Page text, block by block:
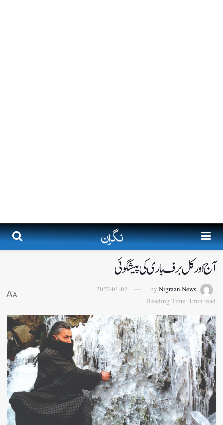
آج اور کل برف باری کی پیشگوئی
by Nigraan News
2022-01-07
Reading Time: 1min read
A
A